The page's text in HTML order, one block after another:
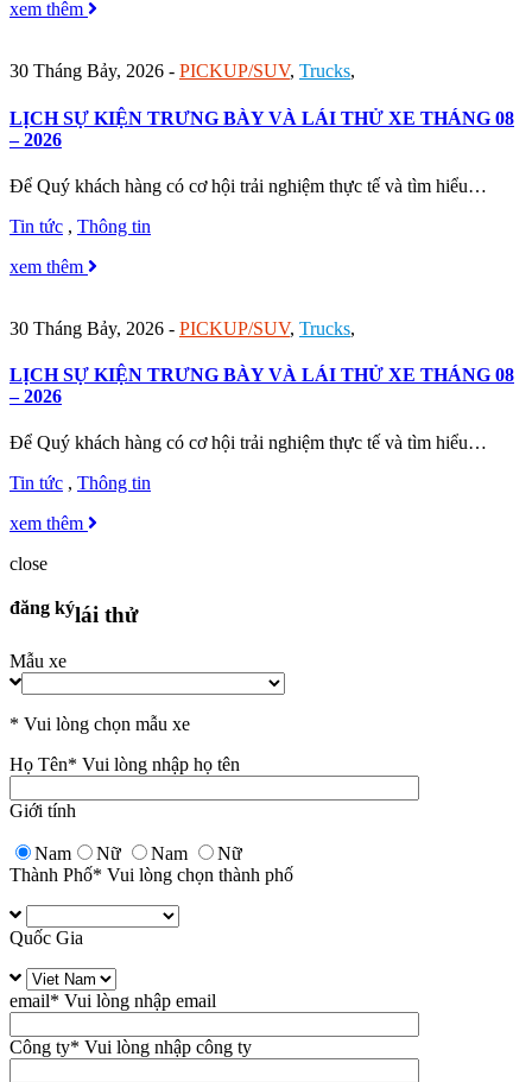
xem thêm
30 Tháng Bảy, 2026 - PICKUP/SUV, Trucks,
LỊCH SỰ KIỆN TRƯNG BÀY VÀ LÁI THỬ XE THÁNG 08
– 2026
Để Quý khách hàng có cơ hội trải nghiệm thực tế và tìm hiểu…
Tin tức , Thông tin
xem thêm
30 Tháng Bảy, 2026 - PICKUP/SUV, Trucks,
LỊCH SỰ KIỆN TRƯNG BÀY VÀ LÁI THỬ XE THÁNG 08
– 2026
Để Quý khách hàng có cơ hội trải nghiệm thực tế và tìm hiểu…
Tin tức , Thông tin
xem thêm
close
đăng kýlái thử
Mẫu xe
* Vui lòng chọn mẫu xe
Họ Tên* Vui lòng nhập họ tên
Giới tính
Nam Nữ Nam
Nữ
Thành Phố* Vui lòng chọn thành phố
Quốc Gia
email* Vui lòng nhập email
Công ty* Vui lòng nhập công ty